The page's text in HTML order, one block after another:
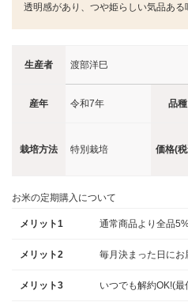
透明感があり、つや姫らしい気品ある
生産者 渡部洋巳
産年 令和7年 品種
栽培方法 特別栽培 価格(
お米の定期購入について
メリット1 通常商品より全品
メリット2 毎月決まった日にお
メリット3 いつでも解約OK!(